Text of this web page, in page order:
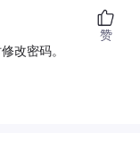
改密码。
赞